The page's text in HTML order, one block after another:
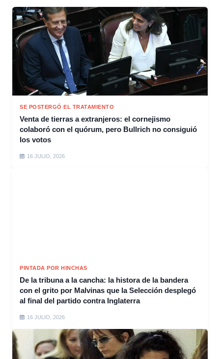
SE POSTERGÓ EL TRATAMIENTO
Venta de tierras a extranjeros: el cornejismo
colaboró con el quórum, pero Bullrich no consiguió
los votos
16 JULIO, 2026
PINTADA POR HINCHAS
De la tribuna a la cancha: la histora de la bandera
con el grito por Malvinas que la Selección desplegó
al final del partido contra Inglaterra
16 JULIO, 2026